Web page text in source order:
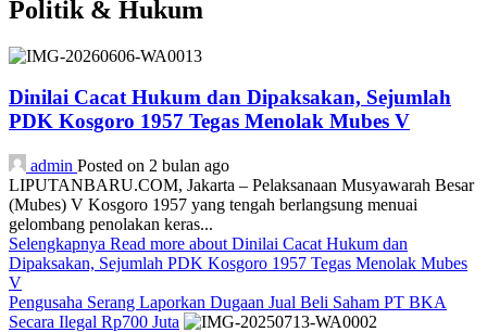
Politik & Hukum
Dinilai Cacat Hukum dan Dipaksakan, Sejumlah
PDK Kosgoro 1957 Tegas Menolak Mubes V
admin Posted on 2 bulan ago
LIPUTANBARU.COM, Jakarta – Pelaksanaan Musyawarah Besar
(Mubes) V Kosgoro 1957 yang tengah berlangsung menuai
gelombang penolakan keras...
Selengkapnya Read more about Dinilai Cacat Hukum dan
Dipaksakan, Sejumlah PDK Kosgoro 1957 Tegas Menolak Mubes
V
Pengusaha Serang Laporkan Dugaan Jual Beli Saham PT BKA
Secara Ilegal Rp700 Juta